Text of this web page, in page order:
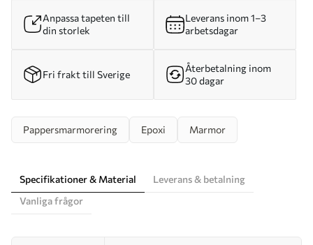
Anpassa tapeten till
din storlek
Leverans inom 1–3
arbetsdagar
Fri frakt till Sverige
Återbetalning inom
30 dagar
Pappersmarmorering Epoxi Marmor
Specifikationer & Material
Leverans & betalning
Vanliga frågor